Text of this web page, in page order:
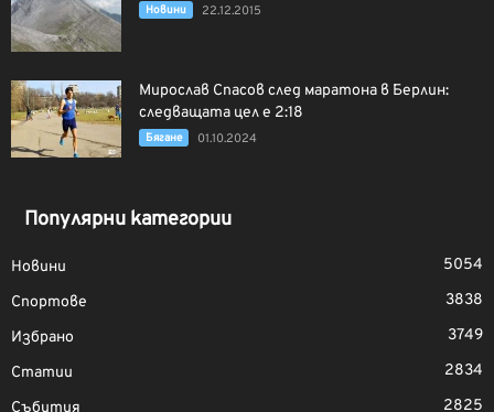
Новини 22.12.2015
Мирослав Спасов след маратона в Берлин:
следващата цел е 2:18
Бягане 01.10.2024
Популярни категории
Новини
5054
Спортове
3838
Избрано
3749
Статии
2834
Събития
2825